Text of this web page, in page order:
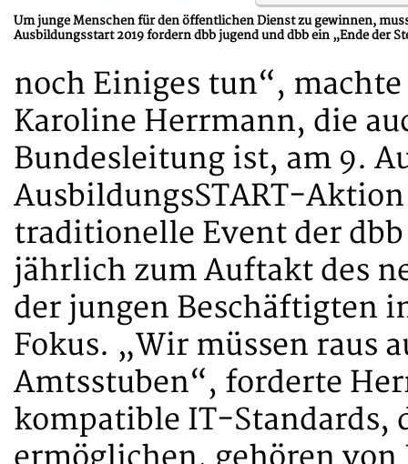
Um junge Menschen für den öffentlichen Dienst zu gewinnen,
Ausbildungsstart 2019 fordern dbb jugend und dbb ein „Ende der
noch Einiges tun“,
Karoline Herrmann, die
Bundesleitung ist, am 9.
AusbildungsSTART-
traditionelle Event der
jährlich zum Auftakt des
der jungen Beschäftigten
Fokus. „Wir müssen raus
Amtsstuben“, forderte
kompatible IT-Standards,